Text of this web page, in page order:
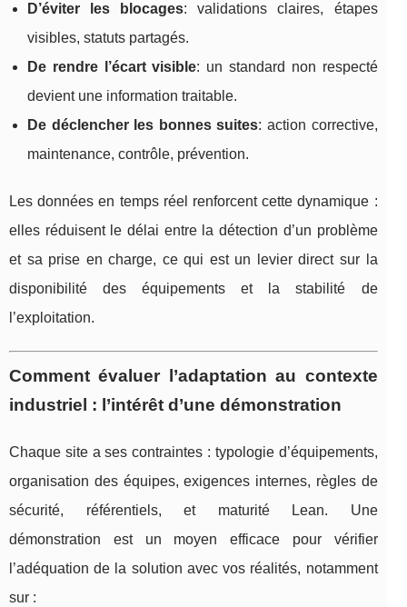
D’éviter les blocages: validations claires, étapes
visibles, statuts partagés.
De rendre l’écart visible: un standard non respecté
devient une information traitable.
De déclencher les bonnes suites: action corrective,
maintenance, contrôle, prévention.
Les données en temps réel renforcent cette dynamique :
elles réduisent le délai entre la détection d’un problème
et sa prise en charge, ce qui est un levier direct sur la
disponibilité des équipements et la stabilité de
l’exploitation.
Comment évaluer l’adaptation au contexte
industriel : l’intérêt d’une démonstration
Chaque site a ses contraintes : typologie d’équipements,
organisation des équipes, exigences internes, règles de
sécurité, référentiels, et maturité Lean. Une
démonstration est un moyen efficace pour vérifier
l’adéquation de la solution avec vos réalités, notamment
sur :